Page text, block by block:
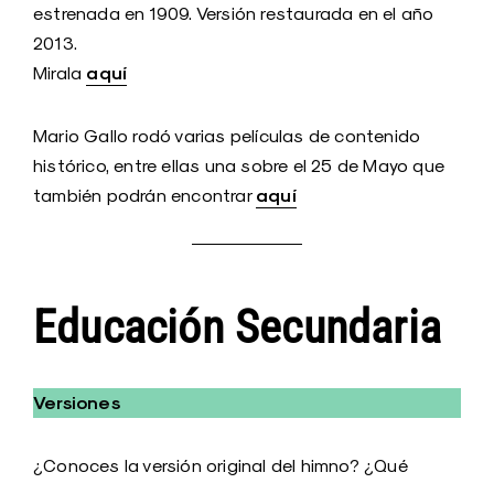
estrenada en 1909. Versión restaurada en el año
2013.
Mirala aquí
Mario Gallo rodó varias películas de contenido
histórico, entre ellas una sobre el 25 de Mayo que
también podrán encontrar aquí
Educación Secundaria
Versiones
¿Conoces la versión original del himno? ¿Qué